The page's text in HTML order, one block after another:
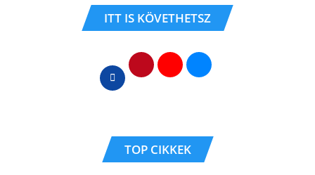
ITT IS KÖVETHETSZ
TOP CIKKEK